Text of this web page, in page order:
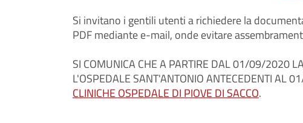
Si invitano i gentili utenti a richiedere la
PDF mediante e-mail, onde evitare
SI COMUNICA CHE A PARTIRE DAL 01/09/2020
L'OSPEDALE SANT'ANTONIO ANTECEDENTI AL
CLINICHE OSPEDALE DI PIOVE DI SACCO.